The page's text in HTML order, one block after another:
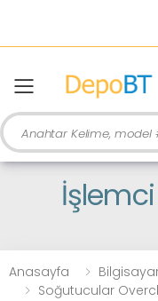
menu
Ara
İşlemci
Anasayfa
Soğutucular